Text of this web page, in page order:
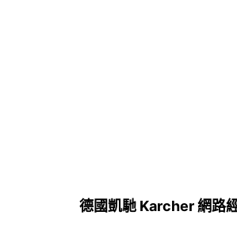
德國凱馳 Karcher 網路